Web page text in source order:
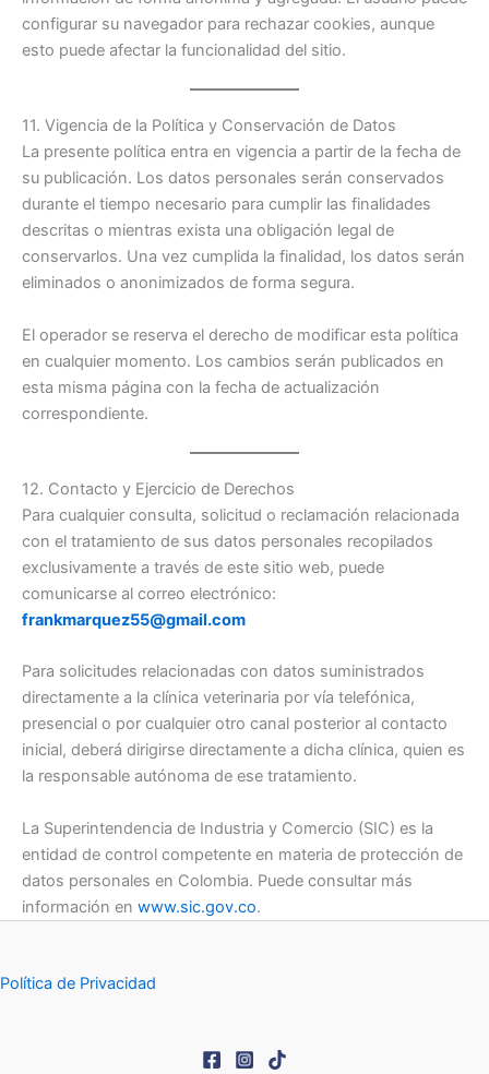
configurar su navegador para rechazar cookies, aunque
esto puede afectar la funcionalidad del sitio.
11. Vigencia de la Política y Conservación de Datos
La presente política entra en vigencia a partir de la fecha de
su publicación. Los datos personales serán conservados
durante el tiempo necesario para cumplir las finalidades
descritas o mientras exista una obligación legal de
conservarlos. Una vez cumplida la finalidad, los datos serán
eliminados o anonimizados de forma segura.
El operador se reserva el derecho de modificar esta política
en cualquier momento. Los cambios serán publicados en
esta misma página con la fecha de actualización
correspondiente.
12. Contacto y Ejercicio de Derechos
Para cualquier consulta, solicitud o reclamación relacionada
con el tratamiento de sus datos personales recopilados
exclusivamente a través de este sitio web, puede
comunicarse al correo electrónico:
frankmarquez55@gmail.com
Para solicitudes relacionadas con datos suministrados
directamente a la clínica veterinaria por vía telefónica,
presencial o por cualquier otro canal posterior al contacto
inicial, deberá dirigirse directamente a dicha clínica, quien es
la responsable autónoma de ese tratamiento.
La Superintendencia de Industria y Comercio (SIC) es la
entidad de control competente en materia de protección de
datos personales en Colombia. Puede consultar más
información en www.sic.gov.co.
Política de Privacidad